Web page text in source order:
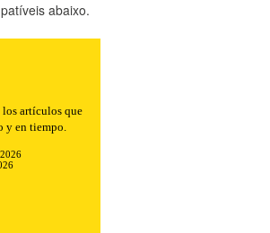
abaixo.
el envío.